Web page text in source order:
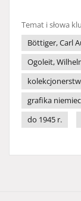
Temat i słowa
Böttiger, Carl
Ogoleit,
grafika
do 1945 r.